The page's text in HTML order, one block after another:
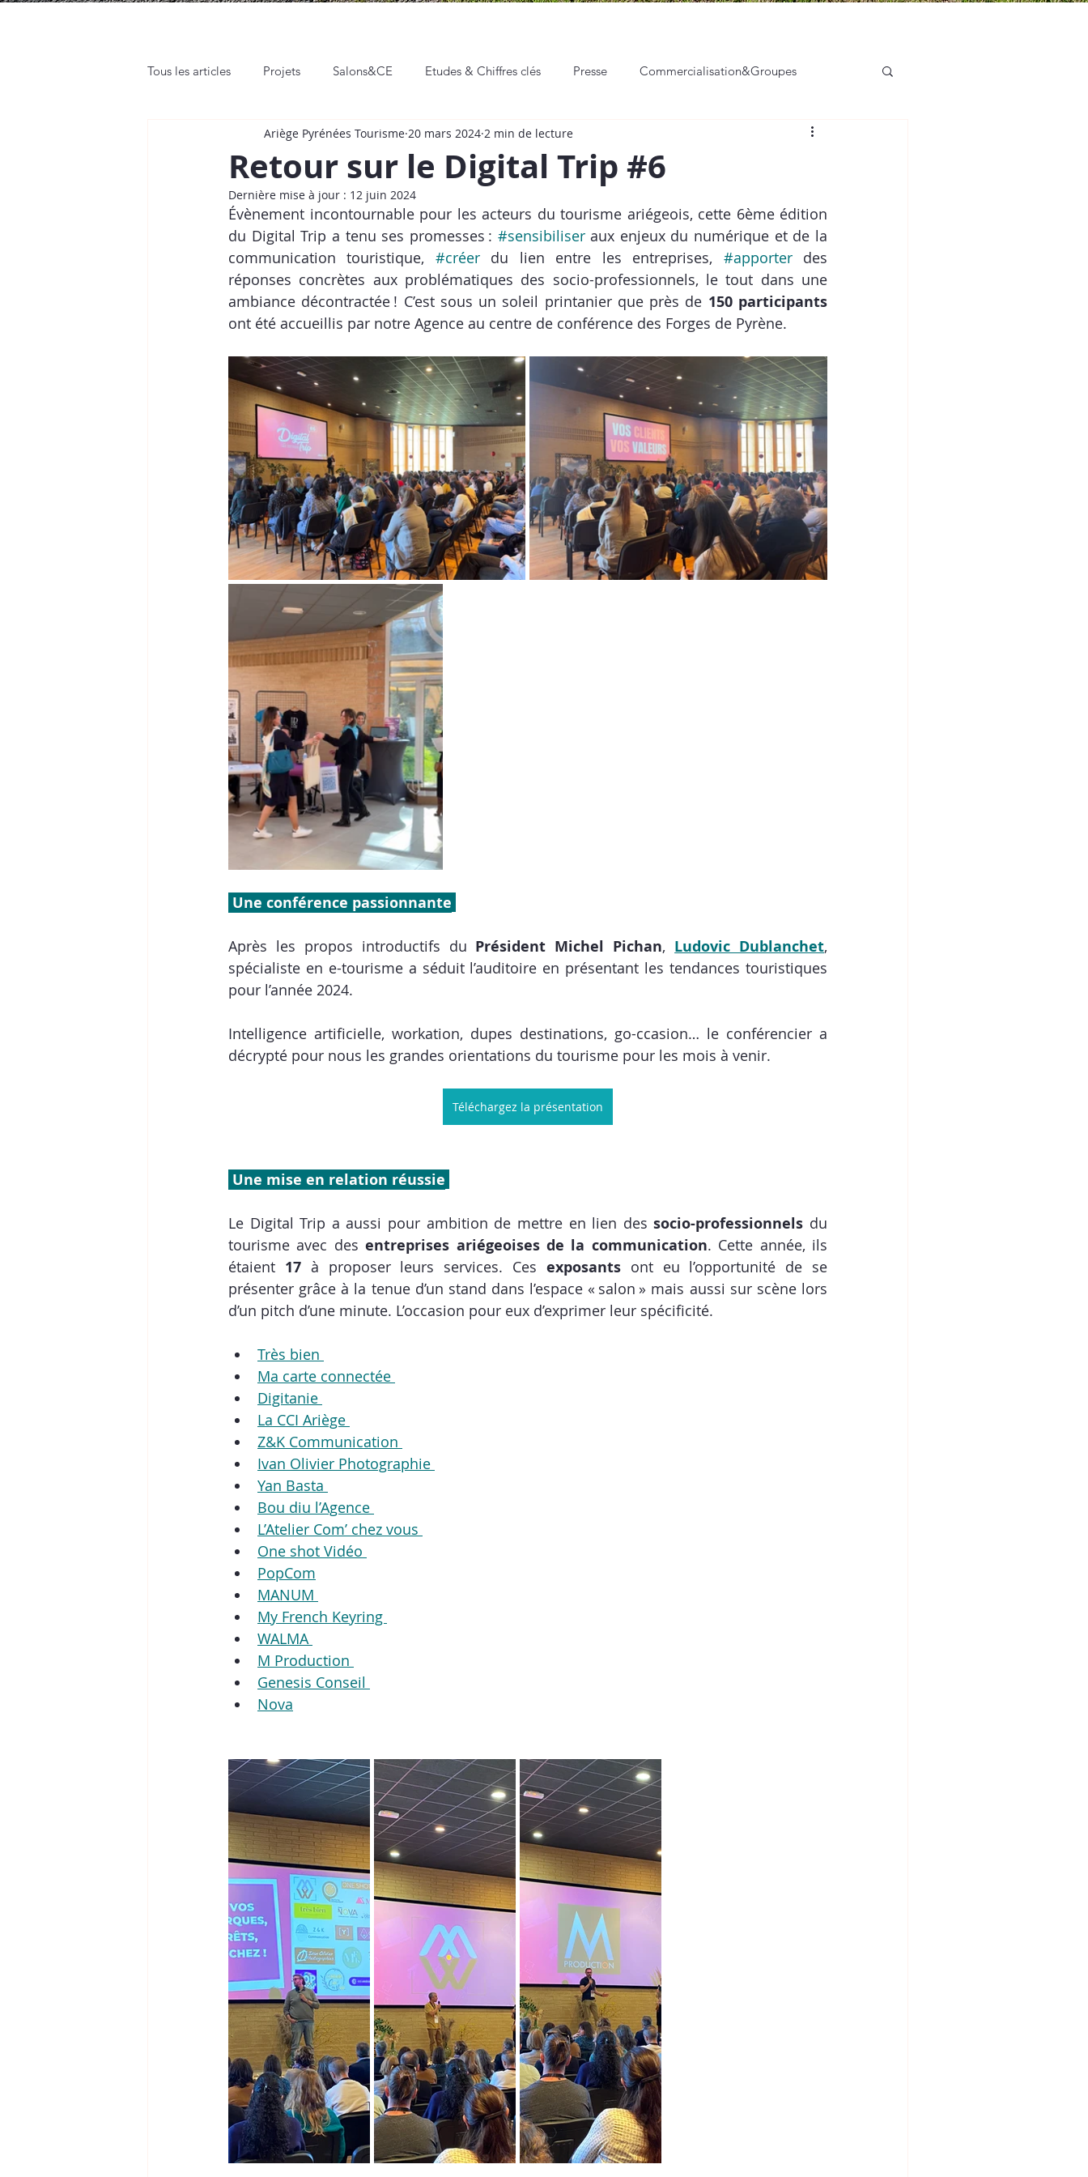
Tous les articles Projets Salons&CE Etudes & Chiffres clés Presse Commercialisation&Groupes
Rendez-vous pro Web et Réseaux sociaux Communication & Marketing Professionnalisation des acteurs
Place de Marché Hackathon
Retour sur le Digital Trip #6
Ariège Pyrénées Tourisme 20 mars 2024 2 min de lecture
Dernière mise à jour : 12 juin 2024
Évènement incontournable pour les acteurs du tourisme ariégeois, cette 6ème édition
du Digital Trip a tenu ses promesses : #sensibiliser aux enjeux du numérique et de la
communication touristique, #créer du lien entre les entreprises, #apporter des
réponses concrètes aux problématiques des socio-professionnels, le tout dans une
ambiance décontractée ! C’est sous un soleil printanier que près de 150 participants
ont été accueillis par notre Agence au centre de conférence des Forges de Pyrène.
Une conférence passionnante
Après les propos introductifs du Président Michel Pichan, Ludovic Dublanchet,
spécialiste en e-tourisme a séduit l’auditoire en présentant les tendances touristiques
pour l’année 2024.
Intelligence artificielle, workation, dupes destinations, go-ccasion… le conférencier a
décrypté pour nous les grandes orientations du tourisme pour les mois à venir.
Téléchargez la présentation
Une mise en relation réussie
Le Digital Trip a aussi pour ambition de mettre en lien des socio-professionnels du
tourisme avec des entreprises ariégeoises de la communication. Cette année, ils
étaient 17 à proposer leurs services. Ces exposants ont eu l’opportunité de se
présenter grâce à la tenue d’un stand dans l’espace « salon » mais aussi sur scène lors
d’un pitch d’une minute. L’occasion pour eux d’exprimer leur spécificité.
Très bien
Ma carte connectée
Digitanie
La CCI Ariège
Z&K Communication
Ivan Olivier Photographie
Yan Basta
Bou diu l’Agence
L’Atelier Com’ chez vous
One shot Vidéo
PopCom
MANUM
My French Keyring
WALMA
M Production
Genesis Conseil
Nova